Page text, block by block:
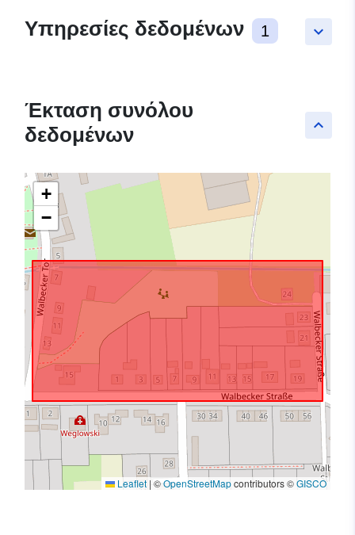
keyboard_arrow_down
Υπηρεσίες δεδομένων 1
keyboard_arrow_up
Έκταση συνόλου
δεδομένων
+
−
Leaflet | ©OpenStreetMapcontributors ©GISCO